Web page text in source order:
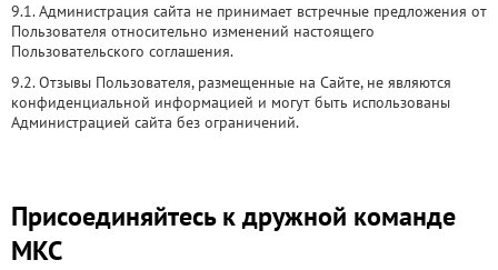
9.1. Администрация сайта не принимает встречные предложения от
Пользователя относительно изменений настоящего
Пользовательского соглашения.
9.2. Отзывы Пользователя, размещенные на Сайте, не являются
конфиденциальной информацией и могут быть использованы
Администрацией сайта без ограничений.
Присоединяйтесь к дружной команде
МКС